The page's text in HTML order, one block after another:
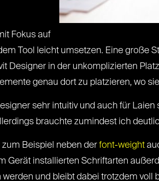
Fokus auf
Tool leicht umsetzen. Eine große
Designer in der unkomplizierten
genau dort zu platzieren, wo
sehr intuitiv und auch für
brauchte zumindest ich
Beispiel neben der font-weight
Gerät installierten Schriftarten
und bleibt dabei trotzdem voll